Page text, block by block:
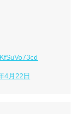
4月22日